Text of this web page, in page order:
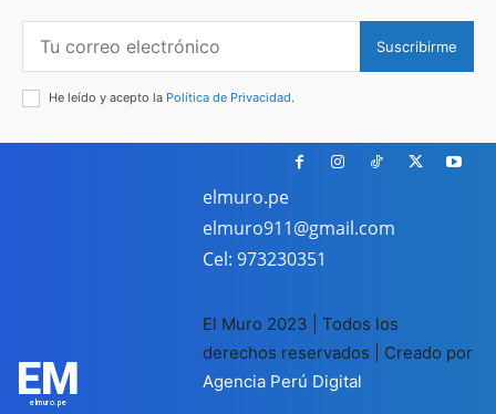
Suscribirme
He leído y acepto la Política de Privacidad.
EM
elmuro.pe
elmuro.pe
elmuro911@gmail.com
Cel: 973230351
El Muro 2023 | Todos los
derechos reservados | Creado por
Agencia Perú Digital